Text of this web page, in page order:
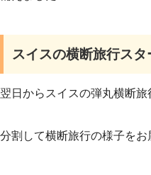
スイスの横断旅行スタ
翌日からスイスの弾丸横断
分割して横断旅行の様子をお